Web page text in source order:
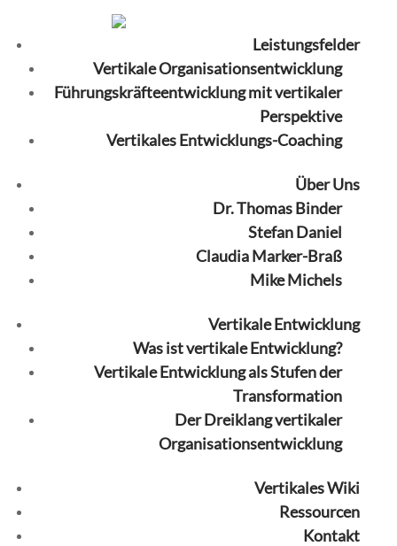
Leistungsfelder
Vertikale Organisationsentwicklung
Führungskräfteentwicklung mit vertikaler
Perspektive
Vertikales Entwicklungs-Coaching
Über Uns
Dr. Thomas Binder
Stefan Daniel
Claudia Marker-Braß
Mike Michels
Vertikale Entwicklung
Was ist vertikale Entwicklung?
Vertikale Entwicklung als Stufen der
Transformation
Der Dreiklang vertikaler
Organisationsentwicklung
Vertikales Wiki
Ressourcen
Kontakt